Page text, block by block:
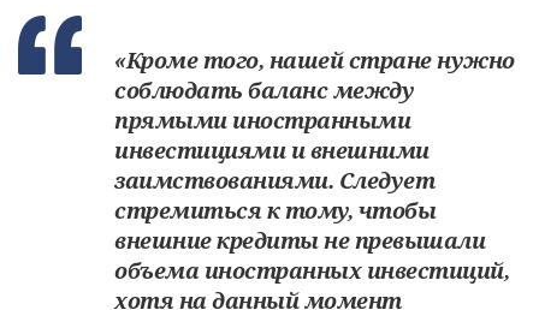
«Кроме того, нашей стране нужно
соблюдать баланс между
прямыми иностранными
инвестициями и внешними
заимствованиями. Следует
стремиться к тому, чтобы
внешние кредиты не превышали
объема иностранных инвестиций,
хотя на данный момент